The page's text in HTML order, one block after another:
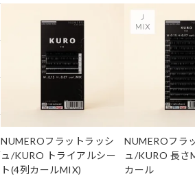
NUMEROフラットラッシ
ュ/KURO トライアルシー
ト(4列カールMIX)
NUMEROフラ
ュ/KURO 長さ
カール